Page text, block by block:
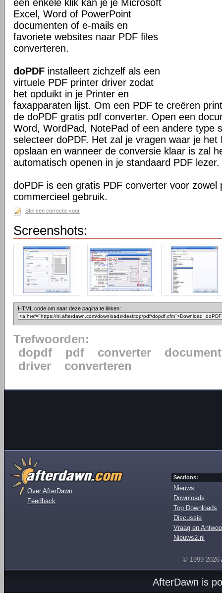
één enkele klik kan je je Microsoft
Excel, Word of PowerPoint
documenten of e-mails en
favoriete websites naar PDF files
converteren.
doPDF installeert zichzelf als een
virtuele PDF printer driver zodat
het opduikt in je Printer en
faxapparaten lijst. Om een PDF te creëren
de doPDF gratis pdf converter. Open een
Word, WordPad, NotePad of een andere type
selecteer doPDF. Het zal je vragen waar je het
opslaan en wanneer de conversie klaar is zal
automatisch openen in je standaard PDF lezer.
doPDF is een gratis PDF converter voor zowel
commercieel gebruik.
Stel een correctie voor
Screenshots:
HTML code om naar deze pagina te linken:
Trefwoorden:
dopdf
pdf converter
document
driver
converteren
Over AfterDawn
Feedback
Sections:
Nieuws
Downloads
Top Downloads
Discussie
Vraag en
Nieuws2.nl
© 1999-2026
AfterDawn is